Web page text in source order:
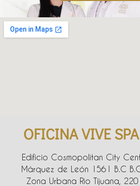
OFICINA VIVE
Edificio Cosmopolitan City
Márquez de León 1561 B.C
Zona Urbana Rio Tijuana,